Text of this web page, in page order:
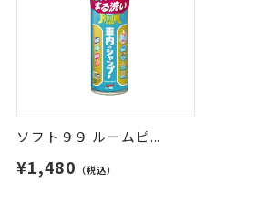
ソフト９９ ルームピ...
¥1,480 （税込）